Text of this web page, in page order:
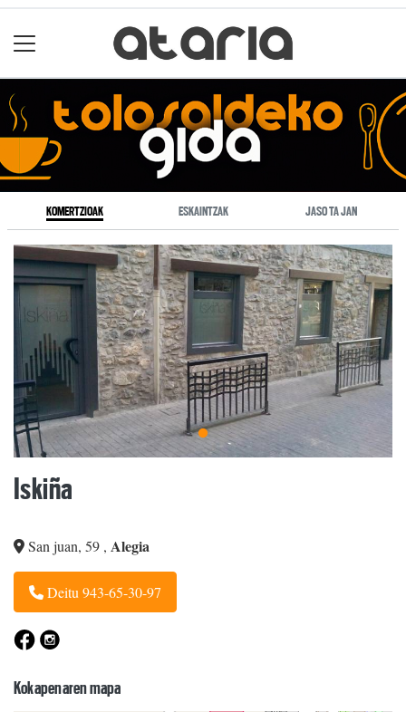
KOMERTZIOAK ESKAINTZAK JASO TA JAN
Iskiña
San juan, 59 , Alegia
Deitu 943-65-30-97
Kokapenaren mapa